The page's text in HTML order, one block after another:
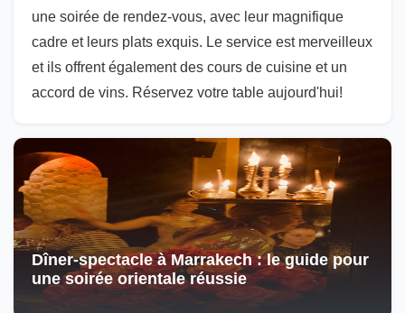
une soirée de rendez-vous, avec leur magnifique
cadre et leurs plats exquis. Le service est merveilleux
et ils offrent également des cours de cuisine et un
accord de vins. Réservez votre table aujourd'hui!
Dîner-spectacle à Marrakech : le guide pour
une soirée orientale réussie